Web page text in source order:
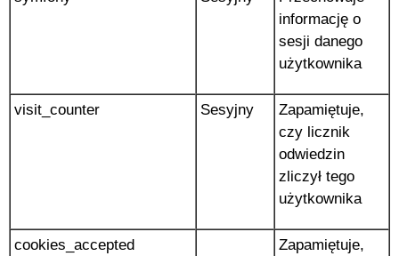
informację o
sesji danego
użytkownika
visit_counter Sesyjny
Zapamiętuje,
czy licznik
odwiedzin
zliczył tego
użytkownika
cookies_accepted
Zapamiętuje,